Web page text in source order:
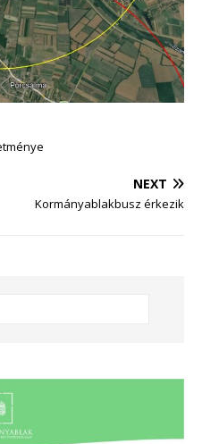
NEXT
Kormányablakbusz érkezik